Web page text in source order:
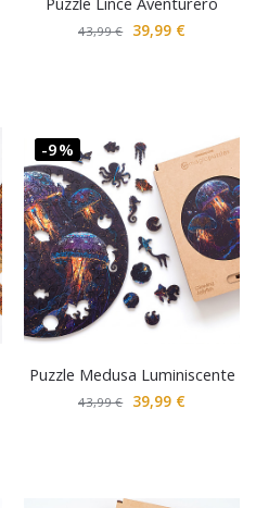
43,99€ 39,99 €
-9%
Puzzle Medusa Luminiscente
43,99€ 39,99 €